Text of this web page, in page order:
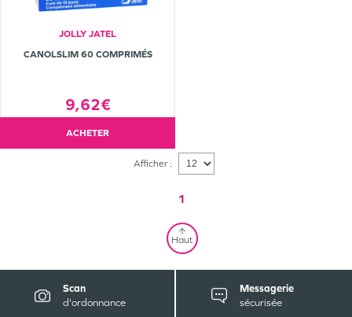
JOLLY JATEL
CANOLSLIM 60 COMPRIMÉS
9,62€
ACHETER
Afficher :
1
Haut
Scan
d'ordonnance
Messagerie
sécurisée